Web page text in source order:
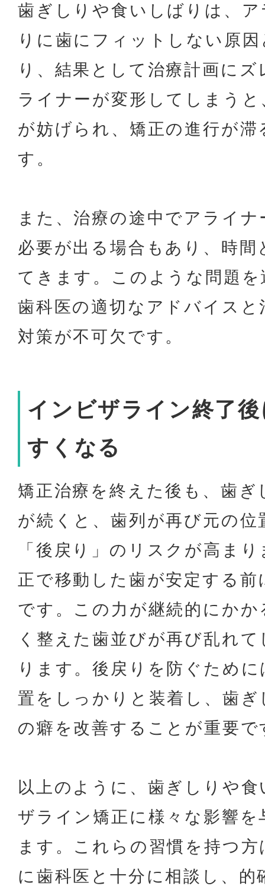
歯ぎしりや食いしばりは、
りに歯にフィットしない原
り、結果として治療計画に
ライナーが変形してしまう
が妨げられ、矯正の進行が
す。
また、治療の途中でアライ
必要が出る場合もあり、時
てきます。このような問題
歯科医の適切なアドバイス
対策が不可欠です。
インビザライン終了
すくなる
矯正治療を終えた後も、歯
が続くと、歯列が再び元の
「後戻り」のリスクが高ま
正で移動した歯が安定する
です。この力が継続的にか
く整えた歯並びが再び乱れ
ります。後戻りを防ぐため
置をしっかりと装着し、歯
の癖を改善することが重要で
以上のように、歯ぎしりや
ザライン矯正に様々な影響
ます。これらの習慣を持つ
に歯科医と十分に相談し、